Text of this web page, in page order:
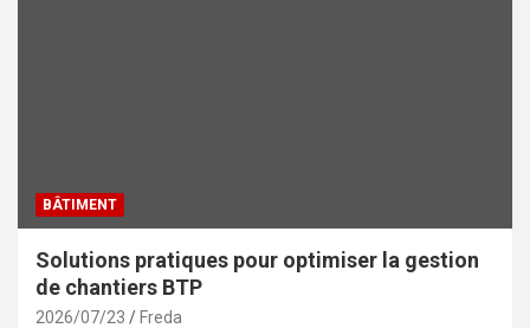
BÂTIMENT
Solutions pratiques pour optimiser la gestion
de chantiers BTP
2026/07/23 Freda